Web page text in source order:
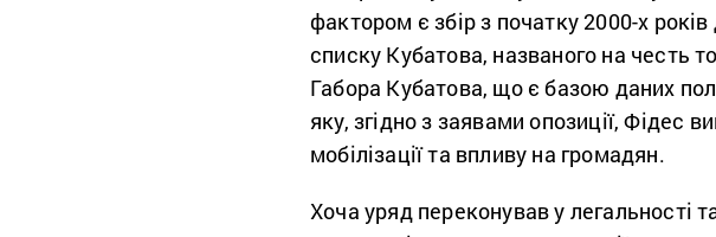
фактором є збір з початку 2000-х
списку Кубатова, названого на честь
Габора Кубатова, що є базою даних
яку, згідно з заявами опозиції, Фідес
мобілізації та впливу на громадян.
Хоча уряд переконував у легальності